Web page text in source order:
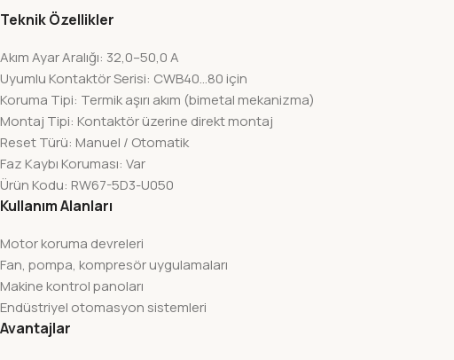
Teknik Özellikler
Akım Ayar Aralığı: 32,0–50,0 A
Uyumlu Kontaktör Serisi: CWB40…80 için
Koruma Tipi: Termik aşırı akım (bimetal mekanizma)
Montaj Tipi: Kontaktör üzerine direkt montaj
Reset Türü: Manuel / Otomatik
Faz Kaybı Koruması: Var
Ürün Kodu: RW67-5D3-U050
Kullanım Alanları
Motor koruma devreleri
Fan, pompa, kompresör uygulamaları
Makine kontrol panoları
Endüstriyel otomasyon sistemleri
Avantajlar